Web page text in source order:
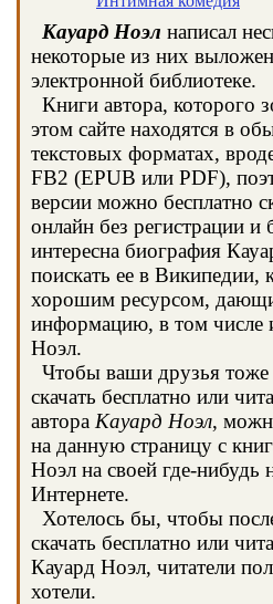
Кауард Ноэл написал
некоторые из них
электронной библиотеке.
Книги автора, которого
этом сайте находятся в
текстовых форматах,
FB2 (EPUB или PDF),
версии можно бесплатно
онлайн без регистрации
интересна биография
поискать ее в Википедии,
хорошим ресурсом,
информацию, в том числе
Ноэл.
Чтобы ваши друзья
скачать бесплатно или
автора Кауард Ноэл,
на данную страницу с
Ноэл на своей где-нибудь
Интернете.
Хотелось бы, чтобы
скачать бесплатно или
Кауард Ноэл, читатели
хотели.